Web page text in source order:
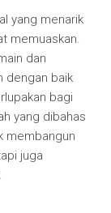
yang menarik
memuaskan.
dan
dengan baik
bagi
yang dibahas
membangun
juga